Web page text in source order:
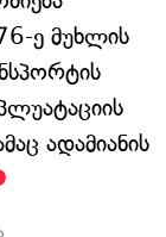
ე მუხლის
ადამიანის